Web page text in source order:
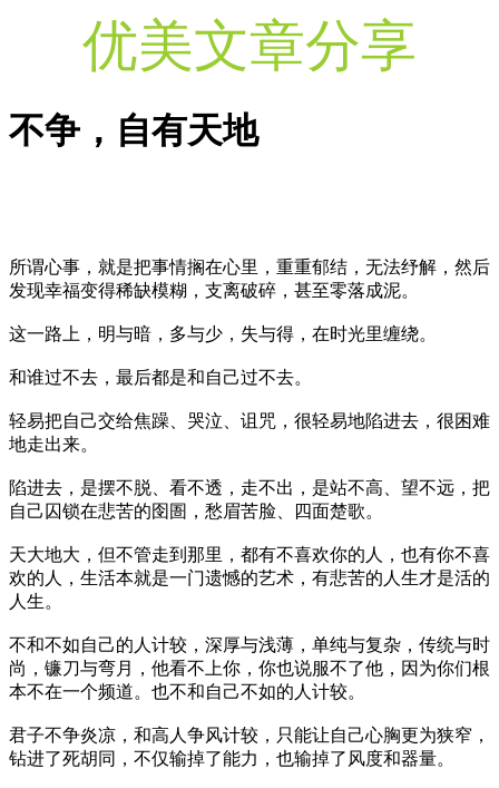
优美文章分享
不争，自有天地
所谓心事，就是把事情搁在心里，重重郁结，无法纾解，然后
发现幸福变得稀缺模糊，支离破碎，甚至零落成泥。
这一路上，明与暗，多与少，失与得，在时光里缠绕。
和谁过不去，最后都是和自己过不去。
轻易把自己交给焦躁、哭泣、诅咒，很轻易地陷进去，很困难
地走出来。
陷进去，是摆不脱、看不透，走不出，是站不高、望不远，把
自己囚锁在悲苦的囹圄，愁眉苦脸、四面楚歌。
天大地大，但不管走到那里，都有不喜欢你的人，也有你不喜
欢的人，生活本就是一门遗憾的艺术，有悲苦的人生才是活的
人生。
不和不如自己的人计较，深厚与浅薄，单纯与复杂，传统与时
尚，镰刀与弯月，他看不上你，你也说服不了他，因为你们根
本不在一个频道。也不和自己不如的人计较。
君子不争炎凉，和高人争风计较，只能让自己心胸更为狭窄，
钻进了死胡同，不仅输掉了能力，也输掉了风度和器量。